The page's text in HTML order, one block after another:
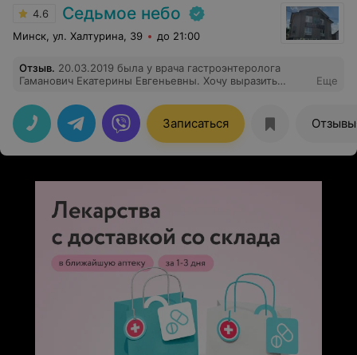
4.6 Седьмое небо
Минск, ул. Халтурина, 39 до 21:00
Отзыв. 20.03.2019 была у врача гастроэнтеролога
Гаманович Екатерины Евгеньевны. Хочу выразить
и лучезарную улыбку. Я просто влюблена в ваш центр,
огромное спасибо, что действительно лечите людей,
делая это с такой любовью и самоотдачей!
Еще
Записаться Отзывы